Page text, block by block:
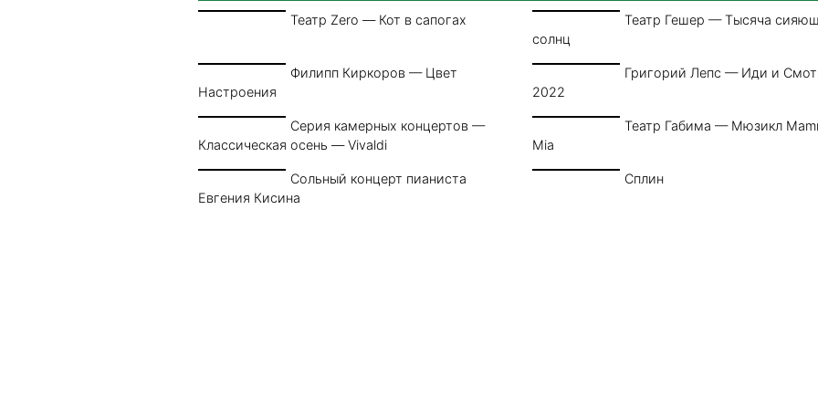
Театр Zero — Кот в сапогах
Театр Гешер — Тысяча
солнц
Филипп Киркоров — Цвет
Настроения
Григорий Лепс — Иди и
2022
Серия камерных концертов —
Классическая осень — Vivaldi
Театр Габима — Мюзикл
Mia
Сольный концерт пианиста
Евгения Кисина
Сплин